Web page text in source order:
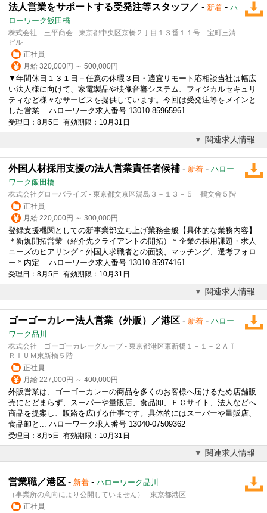
法人営業をサポートする受発注等スタッフ／ - 新着 - ハ
ローワーク飯田橋
株式会社 三平商会 - 東京都中央区京橋２丁目１３番１１号 宝町三清
ビル
正社員
月給 320,000円 ～ 500,000円
▼年間休日１３１日＋任意の休暇３日・適宜リモート応相談当社は幅広
い法人様に向けて、家電製品や映像音響システム、フィジカルセキュリ
ティなど様々なサービスを提供しています。今回は受発注等をメインと
した営業... ハローワーク求人番号 13010-85965961
受理日：8月5日 有効期限：10月31日
関連求人情報
外国人材採用支援の法人営業責任者候補 - 新着 - ハロー
ワーク飯田橋
株式会社グローバライズ - 東京都文京区湯島３－１３－５ 鶴文舎５階
正社員
月給 220,000円 ～ 300,000円
登録支援機関としての新事業部立ち上げ業務全般【具体的な業務内容】
＊新規開拓営業（紹介先クライアントの開拓）＊企業の採用課題・求人
ニーズのヒアリング＊外国人求職者との面談、マッチング、選考フォロ
ー＊内定... ハローワーク求人番号 13010-85974161
受理日：8月5日 有効期限：10月31日
関連求人情報
ゴーゴーカレー法人営業（外販）／港区 - 新着 - ハロー
ワーク品川
株式会社 ゴーゴーカレーグループ - 東京都港区東新橋１－１－２ＡＴ
ＲＩＵＭ東新橋５階
正社員
月給 227,000円 ～ 400,000円
外販営業は、ゴーゴーカレーの商品を多くのお客様へ届けるため店舗販
売にとどまらず、スーパーや量販店、食品卸、ＥＣサイト、法人などへ
商品を提案し、販路を広げる仕事です。具体的にはスーパーや量販店、
食品卸と... ハローワーク求人番号 13040-07509362
受理日：8月5日 有効期限：10月31日
関連求人情報
営業職／港区 - 新着 - ハローワーク品川
（事業所の意向により公開していません） - 東京都港区
正社員